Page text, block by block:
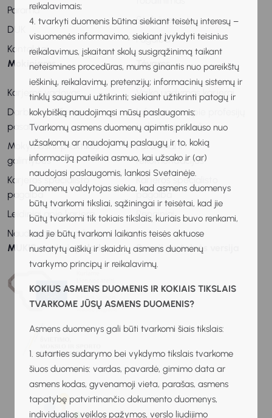
reikalavimais;
4. tvarkyti duomenis būtina siekiant teisėtų interesų –
visuomenės informavimo, siekiant įvykdyti teisinius
reikalavimus, įskaitant skolų susigrąžinimą taikant
neteismines procedūras, mums ginantis nuo pareikštų
ieškinių, reikalavimų, pretenzijų; informacinių sistemų ir
tinklų saugumui užtikrinti; siekiant užtikrinti patogų ir
kokybišką naudojimąsi mūsų paslaugomis;
Tvarkomų asmens duomenų apimtis priklauso nuo
užsakomų ar naudojamų paslaugų ir to, kokią
informaciją pateikia asmuo, kai užsako ir (ar)
naudojasi paslaugomis, lankosi Svetainėje.
Duomenų valdytojas siekia, kad asmens duomenys
būtų tvarkomi tiksliai, sąžiningai ir teisėtai, kad jie
būtų tvarkomi tik tokiais tikslais, kuriais buvo renkami,
kad jie būtų tvarkomi laikantis teisės aktuose
nustatytų aiškių ir skaidrių asmens duomenų
tvarkymo principų ir reikalavimų.
KOKIUS ASMENS DUOMENIS IR KOKIAIS TIKSLAIS
TVARKOME JŪSŲ ASMENS DUOMENIS?
Asmens duomenys gali būti tvarkomi šiais tikslais:
1. sutarties sudarymo bei vykdymo tikslais tvarkome
šiuos duomenis: vardas, pavardė, gimimo data ar
asmens kodas, gyvenamoji vieta, parašas, asmens
tapatybę patvirtinančio dokumento duomenys,
individualios veiklos pažymos, verslo liudijimo
Parama
DUK
Kontaktai
Stebėsena
Pagalba
Mokiniams
Karjeros vadovas
Darbo ir profesijų
pasaulis
Mokymosi ir praktikos
galimybės
Karjeros specialisto
pagalba
Leidiniai apie karjerą
Naudingos nuorodos
Tėvams
Vaiko ugdymas karjerai
Informacija apie profesijų
ir darbo pasaulį
Patarimai ir
rekomendacijos
Karjeros specialisto
pagalba
Renginiai
MUKIS remia ir palaiko Senoji svetainės versija